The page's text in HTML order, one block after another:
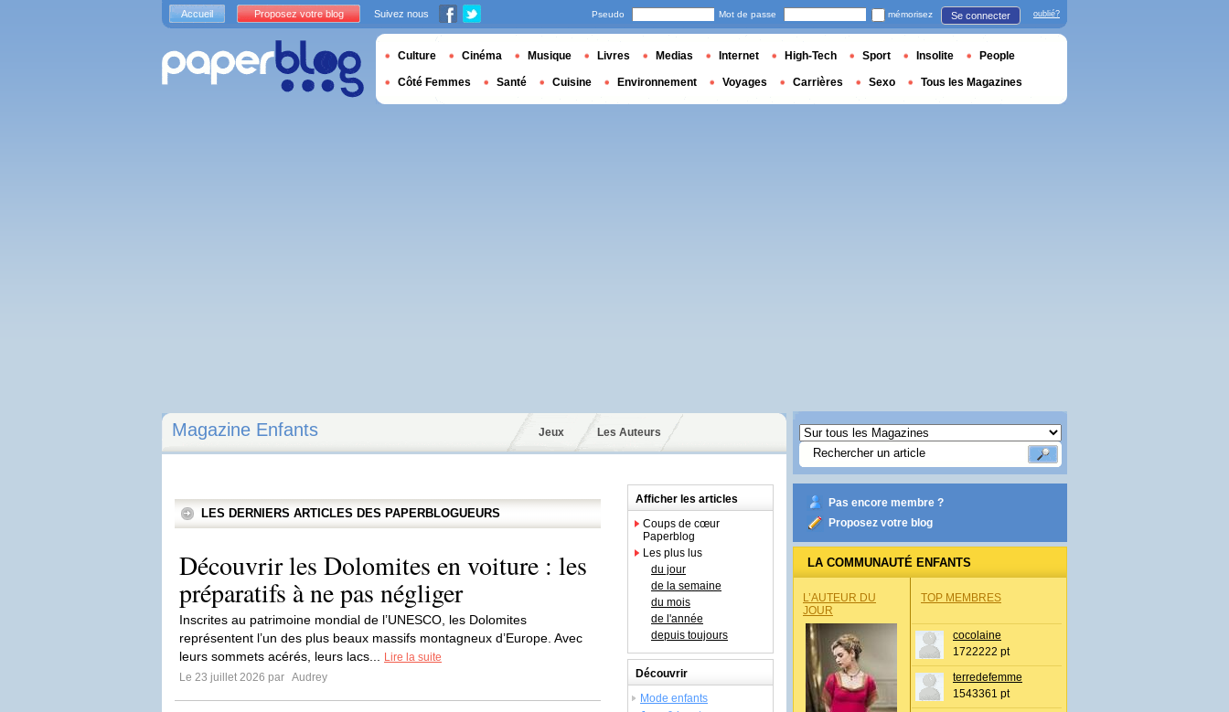
Magazine Enfants Jeux Les Auteurs
LES DERNIERS ARTICLES DES PAPERBLOGUEURS
Découvrir les Dolomites en voiture : les
préparatifs à ne pas négliger
Inscrites au patrimoine mondial de l’UNESCO, les Dolomites
représentent l’un des plus beaux massifs montagneux d’Europe. Avec
leurs sommets acérés, leurs lacs...
Lire la suite
Le 23 juillet 2026 par Audrey
Afficher les articles
Coups de cœur
Paperblog
Les plus lus
du jour
de la semaine
du mois
de l'année
depuis toujours
Découvrir
Mode enfants
Pas encore membre ?
Proposez votre blog
LA COMMUNAUTÉ ENFANTS
L’AUTEUR DU
JOUR
TOP MEMBRES
cocolaine
1722222 pt
terredefemme
1543361 pt
Accueil Proposez votre blog Suivez nous Pseudo Mot de passe mémorisez Se connecter oublié?
Culture Cinéma Musique Livres Medias Internet High-Tech Sport Insolite People
Côté Femmes Santé Cuisine Environnement Voyages Carrières Sexo Tous les Magazines